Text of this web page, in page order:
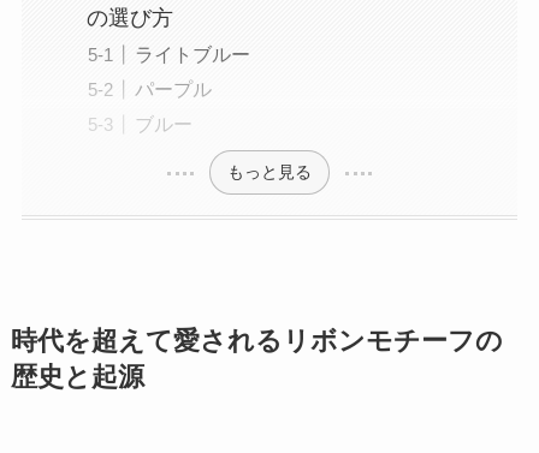
の選び方
ライトブルー
パープル
ブルー
もっと見る
時代を超えて愛されるリボンモチーフの
歴史と起源